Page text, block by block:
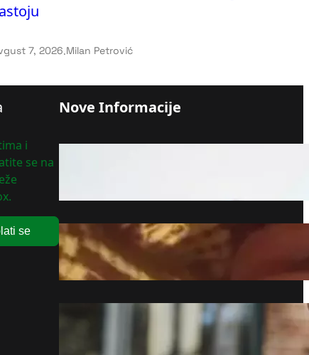
7, 2026.Milan Petrović
i
se na
se
Nove Informacije
Tri dana trajala potraga za
devojčicom, poznato gde je
bila i u kakvom je stanju
avgust 7, 2026
Pametne naočare pred novim
ograničenjima
avgust 7, 2026